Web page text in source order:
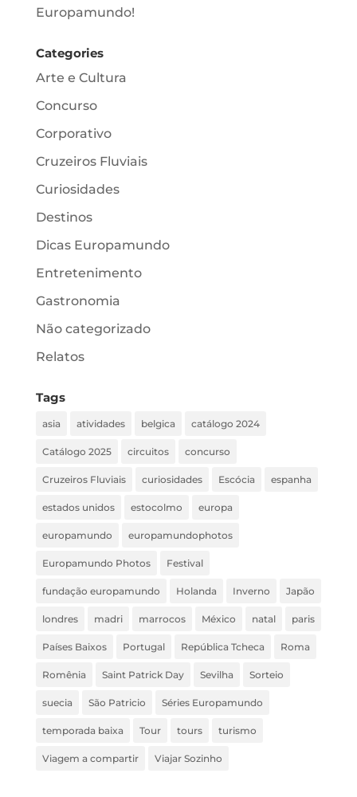
Europamundo!
Categories
Arte e Cultura
Concurso
Corporativo
Cruzeiros Fluviais
Curiosidades
Destinos
Dicas Europamundo
Entretenimento
Gastronomia
Não categorizado
Relatos
Tags
asia atividades belgica catálogo 2024
Catálogo 2025 circuitos concurso
Cruzeiros Fluviais curiosidades Escócia espanha
estados unidos estocolmo europa
europamundo europamundophotos
Europamundo Photos Festival
fundação europamundo Holanda Inverno Japão
londres madri marrocos México natal paris
Países Baixos Portugal República Tcheca Roma
Romênia Saint Patrick Day Sevilha Sorteio
suecia São Patricio Séries Europamundo
temporada baixa Tour tours turismo
Viagem a compartir Viajar Sozinho